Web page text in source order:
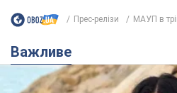
Прес-релізи МАУП в
Важливе